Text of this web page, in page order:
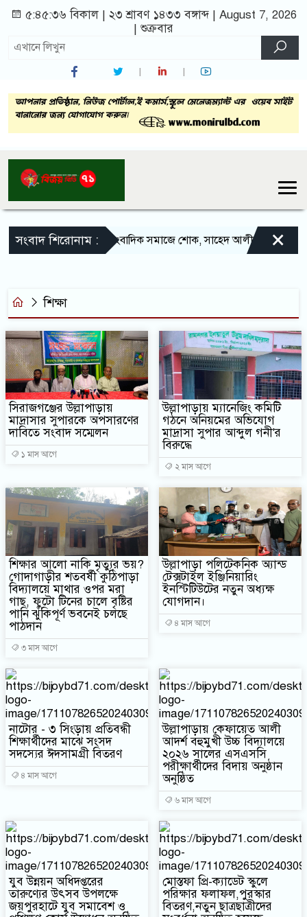
৫:৪৫:৩৭ বিকাল | ২৩ শ্রাবণ ১৪৩৩ বঙ্গাব্দ | August 7, 2026
| শুক্রবার
সংবাদ শিরোনাম :সলঙ্গার সাংবাদিক সমাজে শোক, সাহেদ আলী আর নেই
×
শিক্ষা
সিরাজগঞ্জের উল্লাপাড়ায়
মাদ্রাসার সুপারকে অপসারণের
দাবিতে সংবাদ সম্মেলন
১ মাস আগে
উল্লাপাড়ায় ম্যানেজিং কমিটি
গঠনে অনিয়মের অভিযোগ
মাদ্রাসা সুপার আব্দুল গনী'র
বিরুদ্ধে
২ মাস আগে
শিক্ষার আলো নাকি মৃত্যুর ভয়?
গোদাগাড়ীর শতবর্ষী কুঠিপাড়া
বিদ্যালয়ে মাথার ওপর মরা
গাছ, ফুটো টিনের চালে বৃষ্টির
পানি ঝুঁকিপূর্ণ ভবনেই চলছে
পাঠদান
৩ মাস আগে
উল্লাপাড়া পলিটেকনিক অ্যান্ড
টেক্সটাইল ইঞ্জিনিয়ারিং
ইনস্টিটিউটের নতুন অধ্যক্ষ
যোগদান।
৪ মাস আগে
নাটোর - ৩ সিংড়ায় প্রতিবন্ধী
শিক্ষার্থীদের মাঝে সংসদ
সদস্যের ঈদসামগ্রী বিতরণ
৪ মাস আগে
উল্লাপাড়ায় কেফায়েত আলী
আদর্শ বহুমুখী উচ্চ বিদ্যালয়ে
২০২৬ সালের এসএসসি
পরীক্ষার্থীদের বিদায় অনুষ্ঠান
অনুষ্ঠিত
৬ মাস আগে
যুব উন্নয়ন অধিদপ্তরের
তারুণ্যের উৎসব উপলক্ষে
জয়পুরহাটে যুব সমাবেশ ও
মোস্তফা প্রি-ক্যাডেট স্কুলে
পরিক্ষার ফলাফল,পুরস্কার
বিতরণ,নতুন ছাত্রছাত্রীদের